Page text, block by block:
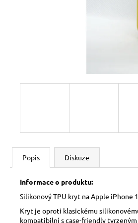
Popis Diskuze
Informace o produktu:
Silikonový TPU kryt na Apple iPhone
Kryt je oproti klasickému
kompatibilní s case-friendly tvrzeným